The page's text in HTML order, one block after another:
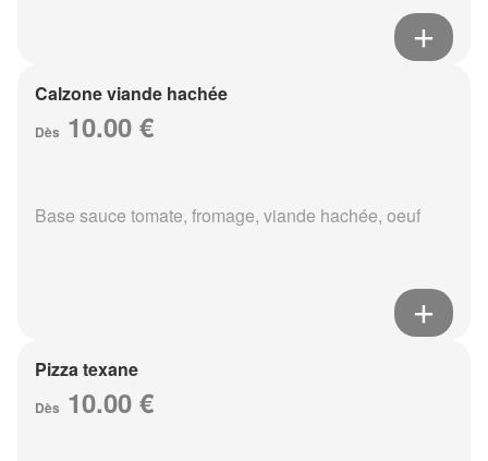
Calzone viande hachée
Dès 10.00 €
Base sauce tomate, fromage, viande hachée, oeuf
Pizza texane
Dès 10.00 €